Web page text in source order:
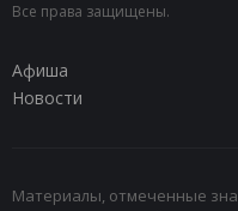
Все права защищены.
Афиша
Новости
Материалы, отмеченные